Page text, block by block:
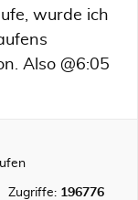
wurde ich
Also @6:05
Zugriffe: 196776